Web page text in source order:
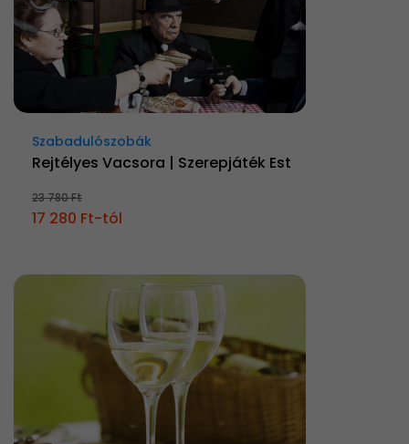
Szabadulószobák
Rejtélyes Vacsora | Szerepjáték Est
23 780 Ft
17 280 Ft-tól